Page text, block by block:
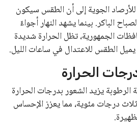
للأرصاد الجوية إلى أن الطقس سيكون
الباكر. بينما يشهد النهار أجواءً
الجمهورية، تظل الحرارة شديدة
يميل الطقس للاعتدال في ساعات الليل.
الحرارة
الرطوبة يزيد الشعور بدرجات الحرارة
درجات مئوية، مما يعزز الإحساس